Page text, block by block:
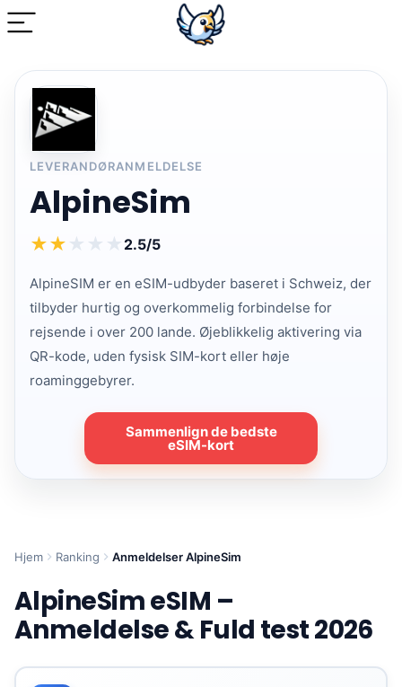
LEVERANDØRANMELDELSE
AlpineSim
★★ ★ ★ ★ 2.5/5
AlpineSIM er en eSIM-udbyder baseret i Schweiz, der
tilbyder hurtig og overkommelig forbindelse for
rejsende i over 200 lande. Øjeblikkelig aktivering via
QR-kode, uden fysisk SIM-kort eller høje
roaminggebyrer.
Sammenlign de bedste
eSIM-kort
Hjem Ranking Anmeldelser AlpineSim
AlpineSim eSIM –
Anmeldelse & Fuld test 2026